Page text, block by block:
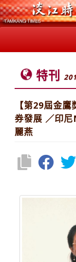
特刊
【第29屆金
券發展 ／印
麗燕